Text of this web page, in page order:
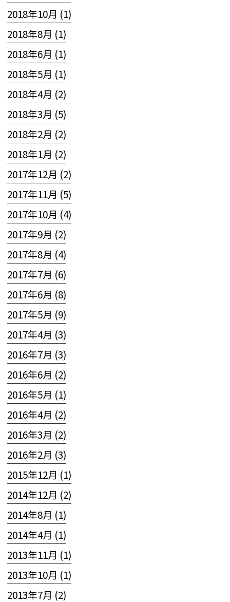
2018年10月 (1)
2018年8月 (1)
2018年6月 (1)
2018年5月 (1)
2018年4月 (2)
2018年3月 (5)
2018年2月 (2)
2018年1月 (2)
2017年12月 (2)
2017年11月 (5)
2017年10月 (4)
2017年9月 (2)
2017年8月 (4)
2017年7月 (6)
2017年6月 (8)
2017年5月 (9)
2017年4月 (3)
2016年7月 (3)
2016年6月 (2)
2016年5月 (1)
2016年4月 (2)
2016年3月 (2)
2016年2月 (3)
2015年12月 (1)
2014年12月 (2)
2014年8月 (1)
2014年4月 (1)
2013年11月 (1)
2013年10月 (1)
2013年7月 (2)